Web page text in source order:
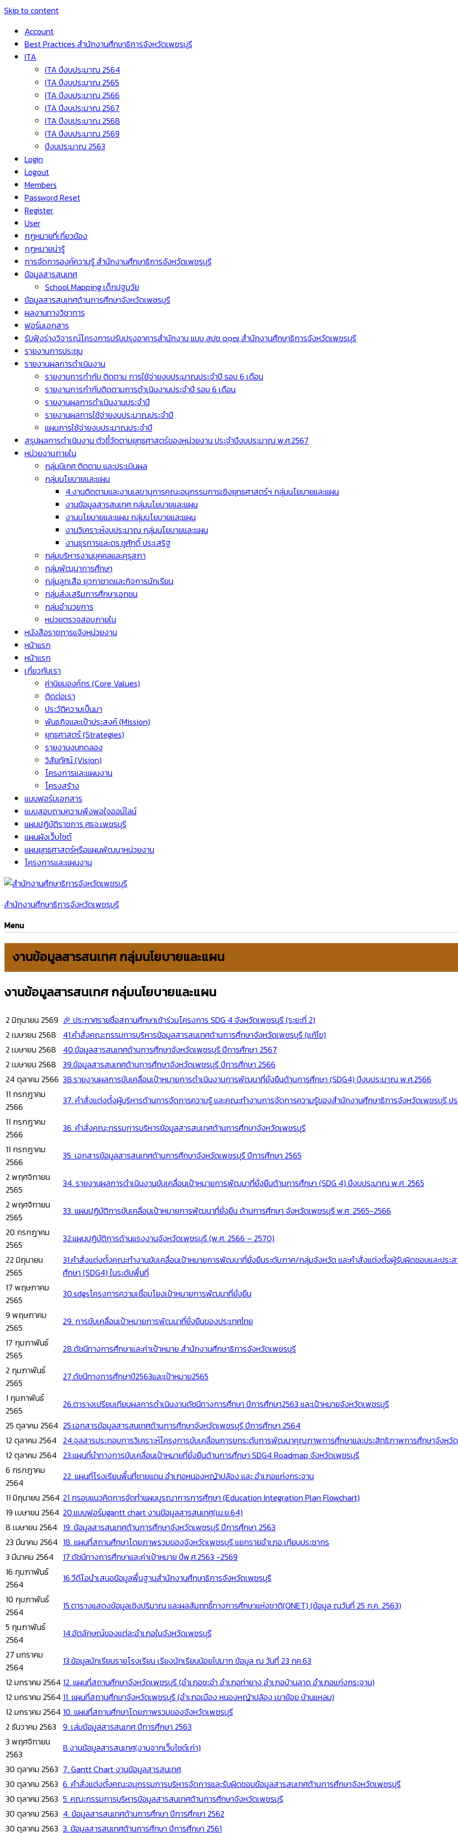
Skip to content
Account
Best Practices สำนักงานศึกษาธิการจังหวัดเพชรบุรี
ITA
ITA ปีงบประมาณ 2564
ITA ปีงบประมาณ 2565
ITA ปีงบประมาณ 2566
ITA ปีงบประมาณ 2567
ITA ปีงบประมาณ 2568
ITA ปีงบประมาณ 2569
ปีงบประมาณ 2563
Login
Logout
Members
Password Reset
Register
User
กฏหมายที่เกี่ยวข้อง
กฏหมายน่ารู้
การจัดการองค์ความรู้ สำนักงานศึกษาธิการจังหวัดเพชรบุรี
ข้อมูลสารสนเทศ
School Mapping เด็กปฐมวัย
ข้อมูลสารสนเทศด้านการศึกษาจังหวัดเพชรบุรี
ผลงานทางวิชาการ
ฟอร์มเอกสาร
รับฟังร่างวิจารณ์โครงการปรับปรุงอาคารสำนักงาน แบบ สปช ๐๑๗ สำนักงานศึกษาธิการจังหวัดเพชรบุรี
รายงานการประชุม
รายงานผลการดำเนินงาน
รายงานการกำกับ ติดตาม การใช้จ่ายงบประมาณประจำปี รอบ 6 เดือน
รายงานการกำกับติดตามการดำเนินงานประจำปี รอบ 6 เดือน
รายงานผลการดำเนินงานประจำปี
รายงานผลการใช้จ่ายงบประมาณประจำปี
แผนการใช้จ่ายงบประมาณประจำปี
สรุปผลการดำเนินงาน ตัวชี้วัดตามยุทธศาสตร์ของหน่วยงาน ประจำปีงบประมาณ พ.ศ.2567
หน่วยงานภายใน
กลุ่มนิเทศ ติดตาม และประเมินผล
กลุ่มนโยบายและแผน
4.งานติดตามและงานเลขานุการคณะอนุกรรมการเชิงยุทธศาสตร์ฯ กลุ่มนโยบายและแผน
งานข้อมูลสารสนเทศ กลุ่มนโยบายและแผน
งานนโยบายและแผน กลุ่มนโยบายและแผน
งานวิเคราะห์งบประมาณ กลุ่มนโยบายและแผน
งานธุรการและดร.ชูศักดิ์ ประเสริฐ
กลุ่มบริหารงานบุคคลและคุรุสภา
กลุ่มพัฒนาการศึกษา
กลุ่มลูกเสือ ยุวกาชาดและกิจการนักเรียน
กลุ่มส่งเสริมการศึกษาเอกชน
กลุ่มอำนวยการ
หน่วยตรวจสอบภายใน
หนังสือราชการแจ้งหน่วยงาน
หน้าแรก
หน้าแรก
เกี่ยวกับเรา
ค่านิยมองค์กร (Core Values)
ติดต่อเรา
ประวัติความเป็นมา
พันธกิจและเป้าประสงค์ (Mission)
ยุทธศาสตร์ (Strategies)
รายงานงบทดลอง
วิสัยทัศน์ (Vision)
โครงการและแผนงาน
โครงสร้าง
แบบฟอร์มเอกสาร
แบบสอบถามความพึงพอใจออน์ไลน์
แผนปฏิบัติราชการ ศธจ.เพชรบุรี
แผนผังเว็บไซต์
แผนยุทธศาสตร์หรือแผนพัฒนาหน่วยงาน
โครงการและแผนงาน
สำนักงานศึกษาธิการจังหวัดเพชรบุรี
Menu
งานข้อมูลสารสนเทศ กลุ่มนโยบายและแผน
งานข้อมูลสารสนเทศ กลุ่มนโยบายและแผน
2 มิถุนายน 2569 🎉 ประกาศรายชื่อสถานศึกษาเข้าร่วมโครงการ SDG 4 จังหวัดเพชรบุรี (ระยะที่ 2)
2 เมษายน 2568
41.คำสั่งคณะกรรมการบริหารข้อมูลสารสนเทศด้านการศึกษาจังหวัดเพชรบุรี (แก้ไข)
2 เมษายน 2568
40.ข้อมูลสารสนเทศด้านการศึกษาจังหวัดเพชรบุรี ปีการศึกษา 2567
2 เมษายน 2568 39.ข้อมูลสารสนเทศด้านการศึกษาจังหวัดเพชรบุรี ปีการศึกษา 2566
24 ตุลาคม 2566 38.รายงานผลการขับเคลื่อนเป้าหมายการดำเนินงานการพัฒนาที่ยั่งยืนด้านการศึกษา (SDG4) ปีงบประมาณ พ.ศ.2566
11 กรกฎาคม
2566
37. คำสั่งแต่งตั้งผู้บริหารด้านการจัดการความรู้ และคณะทำงานการจัดการความรู้ของสำนักงานศึกษาธิการจังหวัดเพชรบุรี ป
11 กรกฎาคม
2566
36. คำสั่งคณะกรรมการบริหารข้อมูลสารสนเทศด้านการศึกษาจังหวัดเพชรบุรี
11 กรกฎาคม
2566
35. เอกสารข้อมูลสารสนเทศด้านการศึกษาจังหวัดเพชรบุรี ปีการศึกษา 2565
2 พฤศจิกายน
2565
34. รายงานผลการดำเนินงานขับเคลื่อนเป้าหมายการพัฒนาที่ยั่งยืนด้านการศึกษา (SDG 4) ปีงบประมาณ พ.ศ. 2565
2 พฤศจิกายน
2565
33. แผนปฏิบัติการขับเคลื่อนเป้าหมายการพัฒนาที่ยั่งยืน ด้านการศึกษา จังหวัดเพชรบุรี พ.ศ. 2565-2566
20 กรกฎาคม
2565
32.แผนปฏิบัติการด้านแรงงานจังหวัดเพชรบุรี (พ.ศ. 2566 – 2570)
22 มิถุนายน
2565
31.คำสั่งแต่งตั้งคณะทำงานขับเคลื่อนเป้าหมายการพัฒนาที่ยั่งยืนระดับภาค/กลุ่มจังหวัด และคำสั่งแต่งตั้งผู้รับผิดชอบและประ
ศึกษา (SDG4) ในระดับพื้นที่
17 พฤษภาคม
2565
30.sdgsโครงการความเชื่อมโยงเป้าหมายการพัฒนาที่ยั่งยืน
9 พฤษภาคม
2565
29. การขับเคลื่อนเป้าหมายการพัฒนาที่ยั่งยืนของประเทศไทย
17 กุมภาพันธ์
2565
28.ดัชนีทางการศึกษาและค่าเป้าหมาย สำนักงานศึกษาธิการจังหวัดเพชรบุรี
2 กุมภาพันธ์
2565
27.ดัชนีทางการศึกษาปี2563และเป้าหมาย2565
1 กุมภาพันธ์
2565
26.ตารางเปรียบเทียบผลการดำเนินงานดัชนีทางการศึกษา ปีการศึกษา2563 และเป้าหมายจังหวัดเพชรบุรี
25 ตุลาคม 2564 25.เอกสารข้อมูลสารสนเทศด้านการศึกษาจังหวัดเพชรบุรี ปีการศึกษา 2564
12 ตุลาคม 2564 24.จุลสารประกอบการวิเคราะห์โครงการขับเคลื่อนการยกระดับการพัฒนาคุณภาพการศึกษาและประสิทธิภาพการศึกษาจังหวั
12 ตุลาคม 2564 23.แผนที่นำทางการขับเคลื่อนเป้าหมายที่ยั่งยืนด้านการศึกษา SDG4 Roadmap จังหวัดเพชรบุรี
6 กรกฎาคม
2564
22. แผนที่โรงเรียนพื้นที่ชายแดน อำเภอหนองหญ้าปล้อง และ อำเภอแก่งกระจาน
11 มิถุนายน 2564 21 กรอบแนวคิดการจัดทำแผนบูรณาการการศึกษา (Education Integration Plan Flowchart)
19 เมษายน 2564 20.แบบฟอร์มgantt chart งานข้อมูลสารสนเทศ(เม.ย.64)
8 เมษายน 2564 19. ข้อมูลสารสนเทศด้านการศึกษาจังหวัดเพชรบุรี ปีการศึกษา 2563
23 มีนาคม 2564 18. แผนที่สถานศึกษาโดยภาพรวมของจังหวัดเพชรบุรี แยกรายอำเภอ เทียบประชากร
3 มีนาคม 2564
17.ดัชนีทางการศึกษาและค่าเป้าหมาย ปีพ.ศ.2563 -2569
16 กุมภาพันธ์
2564
16.วีดีโอนำเสนอข้อมูลพื้นฐานสำนักงานศึกษาธิการจังหวัดเพชรบุรี
10 กุมภาพันธ์
2564
15.ตารางแสดงข้อมูลเชิงปริมาณ และผลสัมฤทธิ์ทางการศึกษาแห่งชาติ(ONET) (ข้อมูล ณวันที่ 25 ก.ค. 2563)
5 กุมภาพันธ์
2564
14.อัตลักษณ์ของแต่ละอำเภอในจังหวัดเพชรบุรี
27 มกราคม
2564
13.ข้อมูลนักเรียนรายโรงเรียน เรียงนักเรียนน้อยไปมาก ข้อมูล ณ วันที่ 23 กค.63
12 มกราคม 2564 12. แผนที่สถานศึกษาจังหวัดเพชรบุรี (อำเภอชะอำ อำเภอท่ายาง อำเภอบ้านลาด อำเภอแก่งกระจาน)
12 มกราคม 2564 11. แผนที่สถานศึกษาจังหวัดเพชรบุรี (อำเภอเมือง หนองหญ้าปล้อง เขาย้อย บ้านแหลม)
12 มกราคม 2564 10. แผนที่สถานศึกษาโดยภาพรวมของจังหวัดเพชรบุรี
2 ธันวาคม 2563 9. เล่มข้อมูลสารสนเทศ ปีการศึกษา 2563
3 พฤศจิกายน
2563
8.งานข้อมูลสารสนเทศ(งานจากเว็บไชต์เก่า)
30 ตุลาคม 2563 7. Gantt Chart งานข้อมูลสารสนเทศ
30 ตุลาคม 2563 6. คำสั่งแต่งตั้งคณะอนุกรรมการบริหารจัดการและรับผิดชอบข้อมูลสารสนเทศด้านการศึกษาจังหวัดเพชรบุรี
30 ตุลาคม 2563 5. คณะกรรมการบริหารข้อมูลสารสนเทศด้านการศึกษาจังหวัดเพชรบุรี
30 ตุลาคม 2563 4. ข้อมูลสารสนเทศด้านการศึกษา ปีการศึกษา 2562
30 ตุลาคม 2563 3. ข้อมูลสารสนเทศด้านการศึกษา ปีการศึกษา 2561